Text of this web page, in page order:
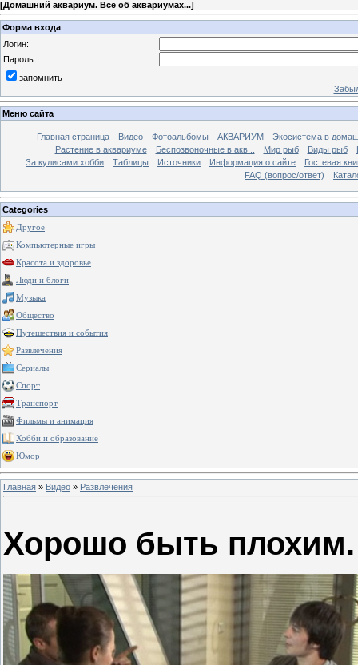
[Домашний аквариум. Всё об аквариумах...]
Форма входа
Логин:
Пароль:
запомнить
Меню сайта
Главная страница Видео Фотоальбомы АКВАРИУМ
Экосистема в
Растение в аквариуме
Беспозвоночные в акв... Мир рыб Виды рыб
За кулисами хобби
Таблицы Источники Информация о сайте
Гостевая
FAQ (вопрос/ответ)
Categories
Другое
Компьютерные игры
Красота и здоровье
Люди и блоги
Музыка
Общество
Путешествия и события
Развлечения
Сериалы
Спорт
Транспорт
Фильмы и анимация
Хобби и образование
Юмор
Главная » Видео » Развлечения
Хорошо быть плохим.